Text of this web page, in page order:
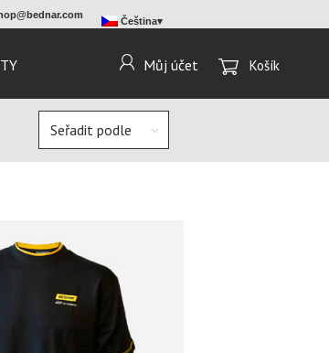
Čeština
Můj účet Košík
Seřadit podle